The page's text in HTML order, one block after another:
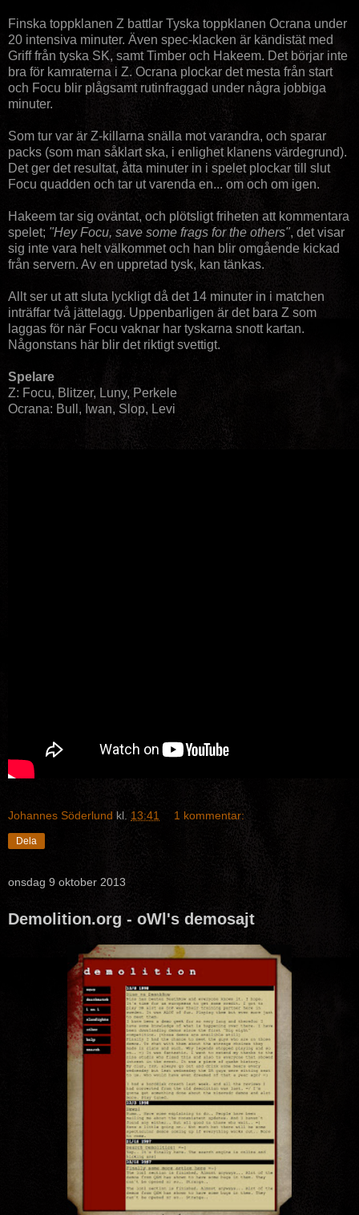
Finska toppklanen Z battlar Tyska toppklanen Ocrana under
20 intensiva minuter. Även spec-klacken är kändistät med
Griff från tyska SK, samt Timber och Hakeem. Det börjar inte
bra för kamraterna i Z. Ocrana plockar det mesta från start
och Focu blir plågsamt rutinfraggad under några jobbiga
minuter.
Som tur var är Z-killarna snälla mot varandra, och sparar
packs (som man såklart ska, i enlighet klanens värdegrund).
Det ger det resultat, åtta minuter in i spelet plockar till slut
Focu quadden och tar ut varenda en... om och om igen.
Hakeem tar sig oväntat, och plötsligt friheten att kommentara
spelet; "Hey Focu, save some frags for the others", det visar
sig inte vara helt välkommet och han blir omgående kickad
från servern. Av en uppretad tysk, kan tänkas.
Allt ser ut att sluta lyckligt då det 14 minuter in i matchen
inträffar två jättelagg. Uppenbarligen är det bara Z som
laggas för när Focu vaknar har tyskarna snott kartan.
Någonstans här blir det riktigt svettigt.
Spelare
Z: Focu, Blitzer, Luny, Perkele
Ocrana: Bull, Iwan, Slop, Levi
Johannes Söderlund kl. 13:41 1 kommentar:
Dela
onsdag 9 oktober 2013
Demolition.org - oWl's demosajt